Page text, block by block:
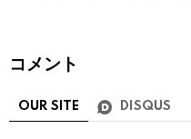
コメント
OUR SITE DISQUS